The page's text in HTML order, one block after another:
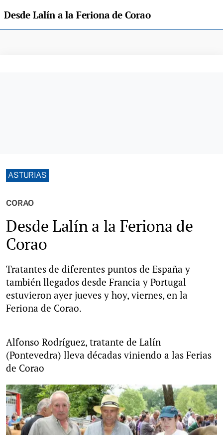
Desde Lalín a la Feriona de Corao
ASTURIAS
CORAO
Desde Lalín a la Feriona de
Corao
Tratantes de diferentes puntos de España y
también llegados desde Francia y Portugal
estuvieron ayer jueves y hoy, viernes, en la
Feriona de Corao.
Alfonso Rodríguez, tratante de Lalín
(Pontevedra) lleva décadas viniendo a las Ferias
de Corao